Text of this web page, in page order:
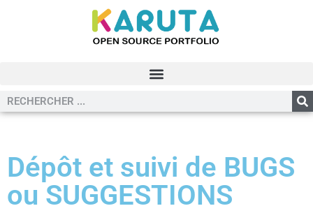
Dépôt et suivi de BUGS
ou SUGGESTIONS